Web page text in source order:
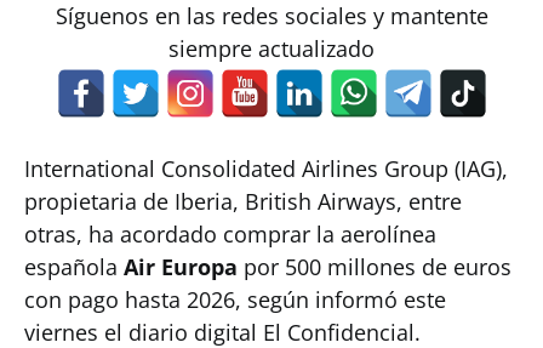
Síguenos en las redes sociales y mantente
siempre actualizado
International Consolidated Airlines Group (IAG),
propietaria de Iberia, British Airways, entre
otras, ha acordado comprar la aerolínea
española Air Europa por 500 millones de euros
con pago hasta 2026, según informó este
viernes el diario digital El Confidencial.